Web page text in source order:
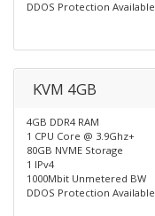
DDOS Protection Available
KVM 4GB
4GB DDR4 RAM
1 CPU Core @ 3.9Ghz+
80GB NVME Storage
1 IPv4
1000Mbit Unmetered BW
DDOS Protection Available